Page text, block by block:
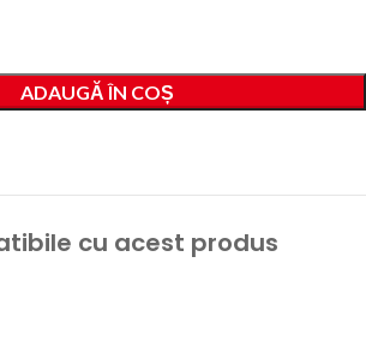
ADAUGĂ ÎN COȘ
cu acest produs